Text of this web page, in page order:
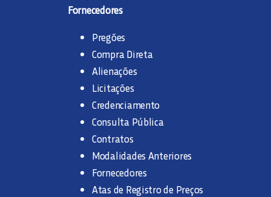
Fornecedores
Pregões
Compra Direta
Alienações
Licitações
Credenciamento
Consulta Pública
Contratos
Modalidades Anteriores
Fornecedores
Atas de Registro de Preços